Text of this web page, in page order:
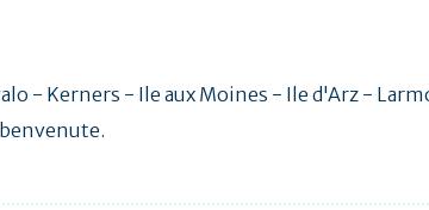
- Kerners - Ile aux Moines - Ile d'Arz -